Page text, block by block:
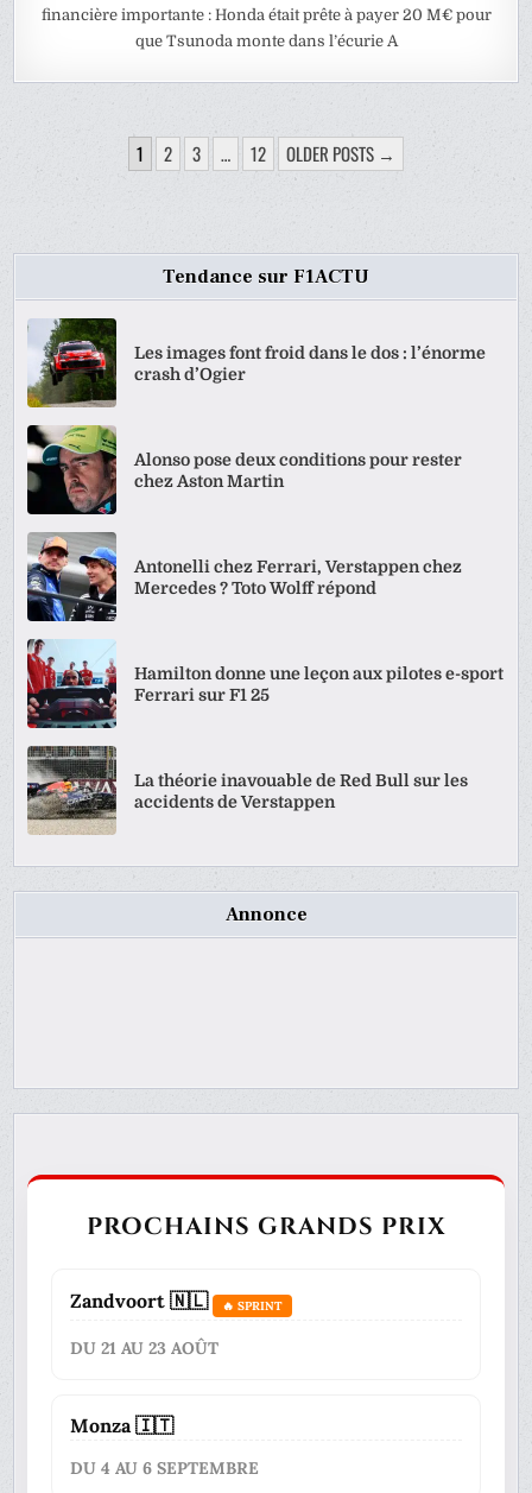
financière importante : Honda était prête à payer 20 M€ pour
que Tsunoda monte dans l’écurie A
PAGINATION
1 2 3 … 12 OLDER POSTS →
Tendance sur F1ACTU
Les images font froid dans le dos : l’énorme
crash d’Ogier
Alonso pose deux conditions pour rester
chez Aston Martin
Antonelli chez Ferrari, Verstappen chez
Mercedes ? Toto Wolff répond
Hamilton donne une leçon aux pilotes e-sport
Ferrari sur F1 25
La théorie inavouable de Red Bull sur les
accidents de Verstappen
Annonce
PROCHAINS GRANDS PRIX
Zandvoort 🇳🇱 🔥 SPRINT
DU 21 AU 23 AOÛT
Monza 🇮🇹
DU 4 AU 6 SEPTEMBRE